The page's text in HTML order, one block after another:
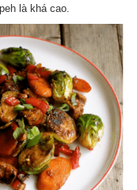
là khá cao.